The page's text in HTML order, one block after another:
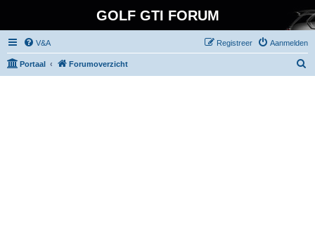
GOLF GTI FORUM
V&A Aanmelden
Registreer
Portaal Forumoverzicht